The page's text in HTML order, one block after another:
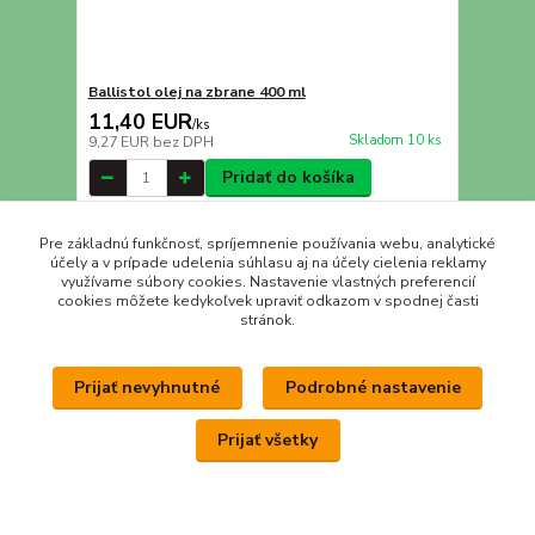
Ballistol olej na zbrane 400 ml
11,40 EUR/ks
9,27 EUR bez DPH Skladom 10 ks
Pridať do košíka
Pre základnú funkčnosť, spríjemnenie používania webu, analytické
účely a v prípade udelenia súhlasu aj na účely cielenia reklamy
využívame súbory cookies. Nastavenie vlastných preferencií
cookies môžete kedykoľvek upraviť odkazom v spodnej časti
stránok.
Prijať nevyhnutné Podrobné nastavenie
Prijať všetky